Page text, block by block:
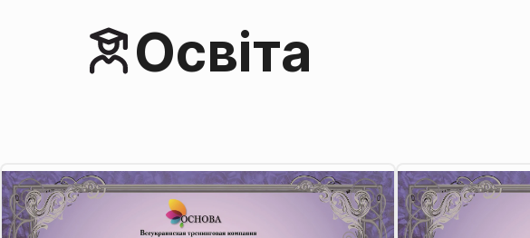
Освіта